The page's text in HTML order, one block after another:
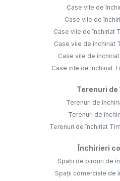
Case vile de
Case vile de
Case vile de închiriat
Case vile de închiriat
Case vile de
Case vile de închiriat
Terenuri
Terenuri de
Terenuri de
Terenuri de închiriat
Închirieri
Spații de birouri de
Spații comerciale de